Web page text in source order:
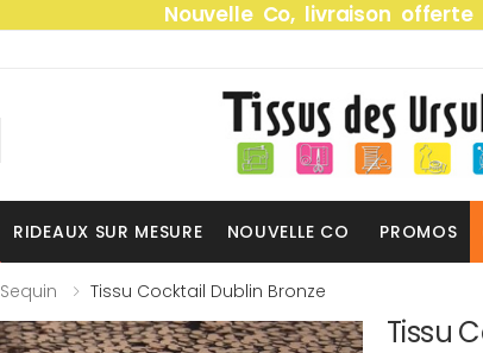
Nouvelle Co, livraison
RIDEAUX SUR MESURE NOUVELLE CO PROMOS
Sequin Tissu Cocktail Dublin Bronze
Tissu